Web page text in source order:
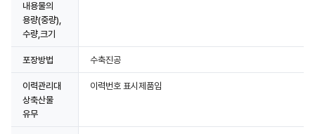
내용물의
용량(중량),
수량,크기
포장방법 수축진공
이력관리대
상축산물
유무
이력번호 표시제품임